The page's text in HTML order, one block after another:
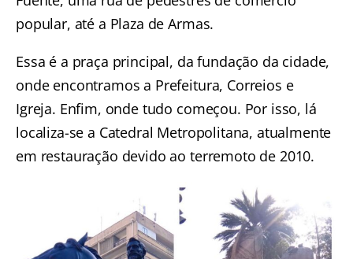
popular, até a Plaza de Armas.
Essa é a praça principal, da fundação da cidade,
onde encontramos a Prefeitura, Correios e
Igreja. Enfim, onde tudo começou. Por isso, lá
localiza-se a Catedral Metropolitana, atualmente
em restauração devido ao terremoto de 2010.